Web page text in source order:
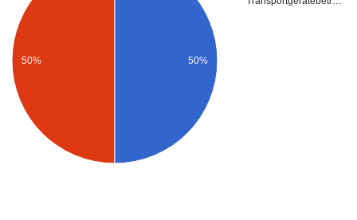
50% 50%